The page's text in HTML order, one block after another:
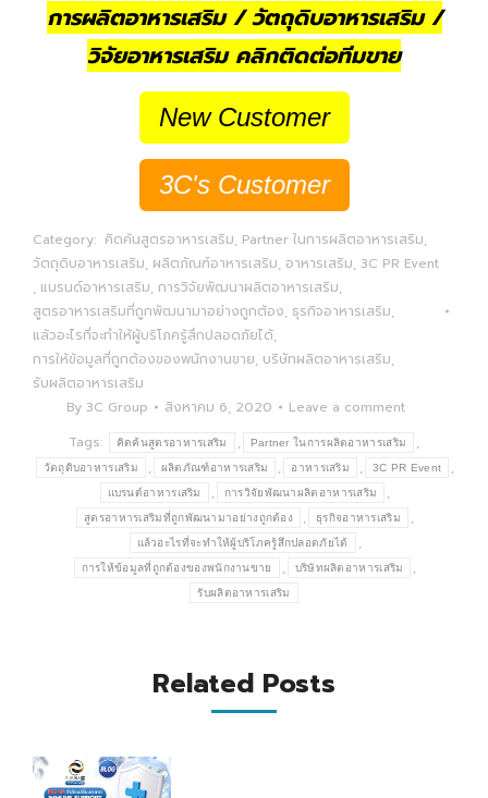
การผลิตอาหารเสริม / วัตถุดิบอาหารเสริม /
วิจัยอาหารเสริม คลิกติดต่อทีมขาย
New Customer
3C's Customer
Category: คิดค้นสูตรอาหารเสริม Partner ในการผลิตอาหารเสริม
วัตถุดิบอาหารเสริม ผลิตภัณฑ์อาหารเสริม อาหารเสริม 3C PR Event
แบรนด์อาหารเสริม การวิจัยพัฒนาผลิตอาหารเสริม
สูตรอาหารเสริมที่ถูกพัฒนามาอย่างถูกต้อง ธุรกิจอาหารเสริม
แล้วอะไรที่จะทำให้ผู้บริโภครู้สึกปลอดภัยได้
การให้ข้อมูลที่ถูกต้องของพนักงานขาย บริษัทผลิตอาหารเสริม
รับผลิตอาหารเสริม
By 3C Group สิงหาคม 6, 2020
Leave a comment
Tags:
คิดค้นสูตรอาหารเสริม , Partner ในการผลิตอาหารเสริม ,
วัตถุดิบอาหารเสริม , ผลิตภัณฑ์อาหารเสริม , อาหารเสริม , 3C PR Event ,
แบรนด์อาหารเสริม , การวิจัยพัฒนาผลิตอาหารเสริม ,
สูตรอาหารเสริมที่ถูกพัฒนามาอย่างถูกต้อง , ธุรกิจอาหารเสริม ,
แล้วอะไรที่จะทำให้ผู้บริโภครู้สึกปลอดภัยได้ ,
การให้ข้อมูลที่ถูกต้องของพนักงานขาย , บริษัทผลิตอาหารเสริม ,
รับผลิตอาหารเสริม
Related Posts